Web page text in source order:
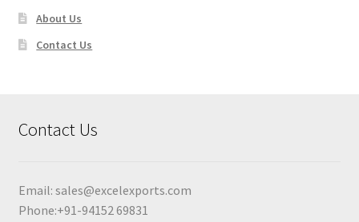
About Us
Contact Us
Contact Us
Email: sales@excelexports.com
Phone:+91-94152 69831